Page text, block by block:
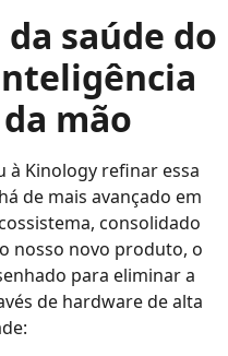
saúde do
mão
à Kinology refinar essa
de mais avançado em
consolidado
nosso novo produto, o
para eliminar a
de hardware de alta